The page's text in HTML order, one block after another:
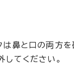
鼻と口の両方
してください。